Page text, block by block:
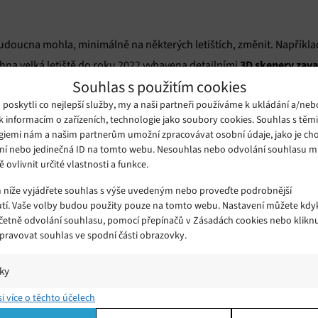
Souhlas s použitím cookies
poskytli co nejlepší služby, my a naši partneři používáme k ukládání a/
informacím o zařízeních, technologie jako soubory cookies. Souhlas s
nám a našim partnerům umožní zpracovávat osobní údaje, jako je
nebo jedinečná ID na tomto webu. Nesouhlas nebo odvolání souhlasu
ovlivnit určité vlastnosti a funkce.
vyjádřete souhlas s výše uvedeným nebo proveďte podrobnější
Vaše volby budou použity pouze na tomto webu. Nastavení můžete
odvolání souhlasu, pomocí přepínačů v Zásadách cookies nebo
souhlas ve spodní části obrazovky.
a/nebo přístup k informacím v zařízení, Porozumění publiku
kombinací údajů z různých zdrojů.
více o těchto účelech
mohla, minimálně na některých letištích, změnit.
velká letiště do roku 2022 vybavena detailními3D skenery
v zavazadle, včetně tekutin,přenosných počítačů
pro všechny- zvýší bezpečnost jako takovou a zároveň
letištích není možné ani si vodu natočit do prázdných lahví,
odkázán na občerstvení v letadle, které někdy bývá placené a
k největším ve Velké Británii odhadlo, že v příštích několika
Británie doufá, že by pohodlnější způsob cestování mohl
protože z podobných bezpečnostních opatření se
všech velkých mezinárodních letišť po celém světě.